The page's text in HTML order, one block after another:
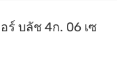
ร์ บลัช 4ก. 06 เซ